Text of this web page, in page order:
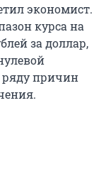
экономист.
курса на
за доллар,
ряду причин